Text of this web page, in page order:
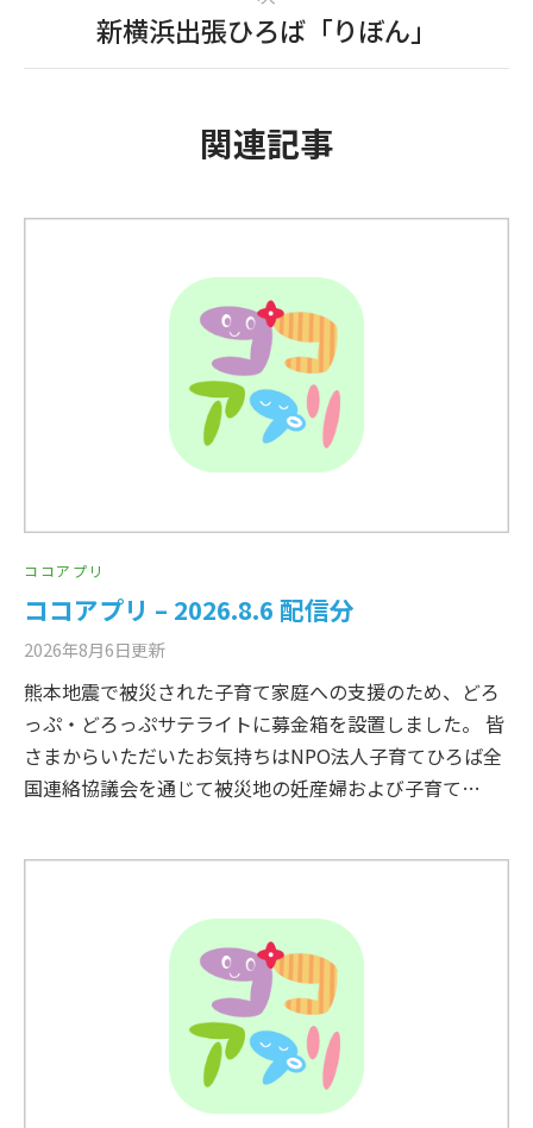
新横浜出張ひろば「りぼん」
関連記事
ココアプリ
ココアプリ – 2026.8.6 配信分
2026年8月6日更新
熊本地震で被災された子育て家庭への支援のため、どろ
っぷ・どろっぷサテライトに募金箱を設置しました。 皆
さまからいただいたお気持ちはNPO法人子育てひろば全
国連絡協議会を通じて被災地の妊産婦および子育て…